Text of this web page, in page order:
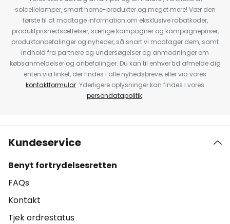
solcellelamper, smart home-produkter og meget mere! Vær den
første til at modtage information om eksklusive rabatkoder,
produktprisnedsættelser, særlige kampagner og kampagnepriser,
produktanbefalinger og nyheder, så snart vi modtager dem, samt
indhold fra partnere og undersøgelser og anmodninger om
købsanmeldelser og anbefalinger. Du kan til enhver tid afmelde dig
enten via linket, der findes i alle nyhedsbreve, eller via vores
kontaktformular. Yderligere oplysninger kan findes i vores
persondatapolitik.
Kundeservice
Benyt fortrydelsesretten
FAQs
Kontakt
Tjek ordrestatus